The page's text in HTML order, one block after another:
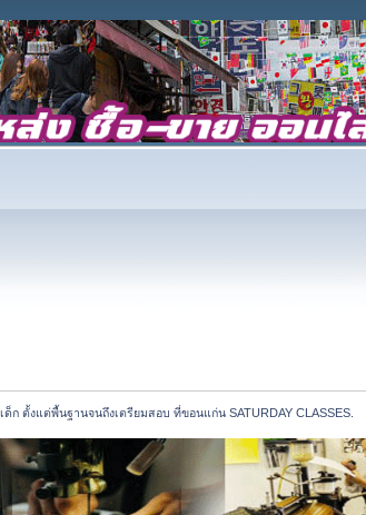
ด็ก ตั้งแต่พื้นฐานจนถึงเตรียมสอบ ที่ขอนแก่น SATURDAY CLASSES.